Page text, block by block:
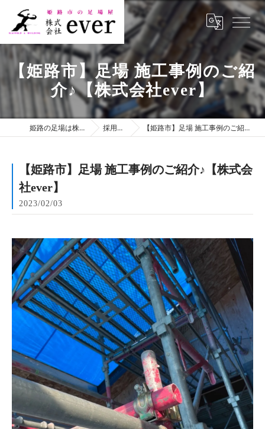
【姫路市】足場 施工事例のご紹
介♪【株式会社ever】
姫路の足場は株式会社ever 採用ブログ 【姫路市】足場 施工事例のご紹介♪【株式会社ever】
【姫路市】足場 施工事例のご紹介♪【株式会
社ever】
2023/02/03